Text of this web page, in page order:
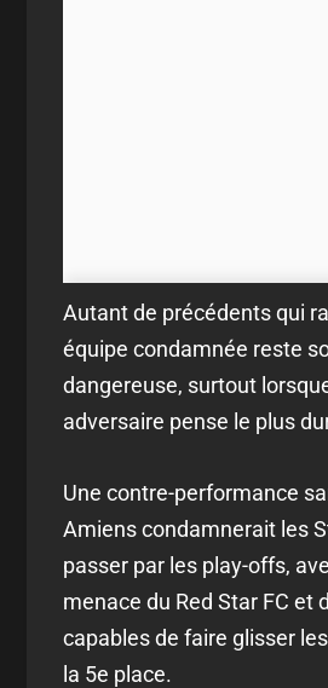
Autant de précédents qui
équipe condamnée reste
dangereuse, surtout
adversaire pense le plus
Une contre-performance
Amiens condamnerait les
passer par les play-offs,
menace du Red Star FC et
capables de faire glisser
la 5e place.